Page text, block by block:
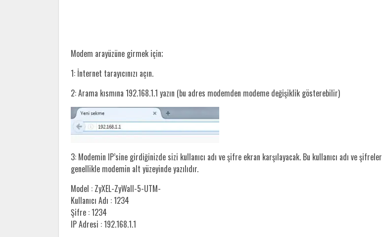
Modem arayüzüne girmek için;
1: İnternet tarayıcınızı açın.
2: Arama kısmına 192.168.1.1 yazın (bu adres modemden modeme değişiklik gösterebilir)
3: Modemin IP’sine girdiğinizde sizi kullanıcı adı ve şifre ekran karşılayacak. Bu kullanıcı adı ve şifreler
genellikle modemin alt yüzeyinde yazılıdır.
Model : ZyXEL-ZyWall-5-UTM-
Kullanıcı Adı : 1234
Şifre : 1234
IP Adresi : 192.168.1.1